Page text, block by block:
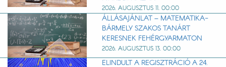
2026. AUGUSZTUS 11. 00:00
ÁLLÁSAJÁNLAT – MATEMATIKA-
BÁRMELY SZAKOS TANÁRT
KERESNEK FEHÉRGYARMATON
2026. AUGUSZTUS 13. 00:00
ELINDULT A REGISZTRÁCIÓ A 24.